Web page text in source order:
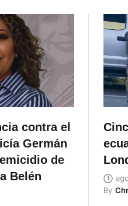
contra el
Germán
de
Belén
By